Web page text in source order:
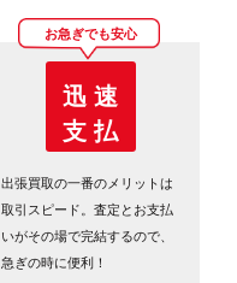
お急ぎでも安心
迅 速
支 払
出張買取の一番のメリットは
取引スピード。査定とお支払
いがその場で完結するので、
急ぎの時に便利！